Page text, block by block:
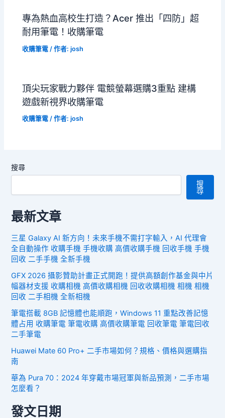
專為熱血高校生打造？Acer 推出「四防」超
耐用筆電！收購筆電
收購筆電 / 作者:josh
頂尖玩家戰力夥伴 電競螢幕選購3重點 建構
遊戲新視界收購筆電
收購筆電 / 作者:josh
搜尋
搜
尋
最新文章
三星 Galaxy AI 新方向！未來手機不需打字輸入，AI 代理會
全自動操作 收購手機 手機收購 高價收購手機 回收手機 手機
回收 二手手機 全新手機
GFX 2026 攝影贊助計畫正式開跑！提供高額創作基金與中片
幅器材支援 收購相機 高價收購相機 回收收購相機 相機 相機
回收 二手相機 全新相機
筆電搭載 8GB 記憶體也能順跑，Windows 11 重點改善記憶
體占用 收購筆電 筆電收購 高價收購筆電 回收筆電 筆電回收
二手筆電
Huawei Mate 60 Pro+ 二手市場如何？規格、價格與選購指
南
華為 Pura 70：2024 年穿戴市場冠軍與新品預測，二手市場
怎麼看？
發文日期